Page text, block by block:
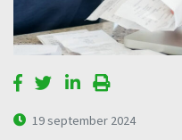
19 september 2024